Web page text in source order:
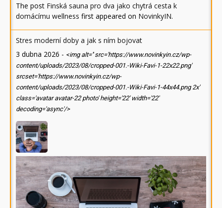
The post Finská sauna pro dva jako chytrá cesta k
domácímu wellness first appeared on NovinkyIN.
Stres moderní doby a jak s ním bojovat
3 dubna 2026 - <img alt='' src='https://www.novinkyin.cz/wp-
content/uploads/2023/08/cropped-001.-Wiki-Favi-1-22x22.png'
srcset='https://www.novinkyin.cz/wp-
content/uploads/2023/08/cropped-001.-Wiki-Favi-1-44x44.png 2x'
class='avatar avatar-22 photo' height='22' width='22'
decoding='async'/>